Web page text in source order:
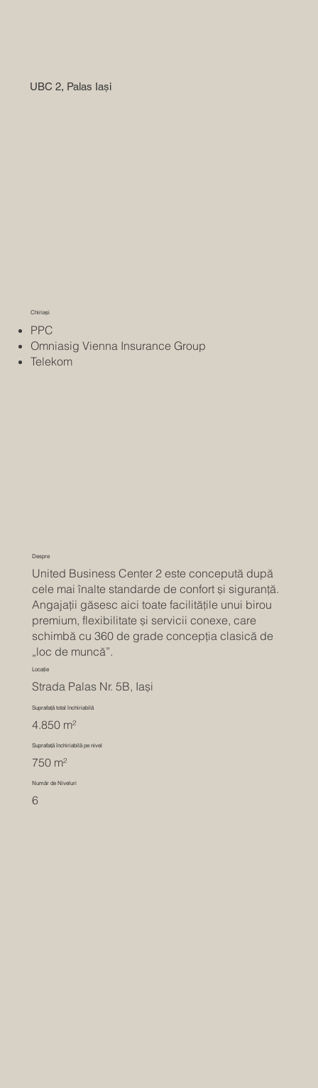
UBC 2, Palas Iași
Despre
United Business Center 2 este concepută după
cele mai înalte standarde de confort și siguranță.
Angajații găsesc aici toate facilitățile unui birou
premium, flexibilitate și servicii conexe, care
schimbă cu 360 de grade concepția clasică de
„loc de muncă”.
Locație
Strada Palas Nr. 5B, Iași
Suprafață total închiriabilă
4.850 m²
Suprafață închiriabilă pe nivel
750 m²
Număr de Niveluri
6
Chiriași
PPC
Omniasig Vienna Insurance Group
Telekom